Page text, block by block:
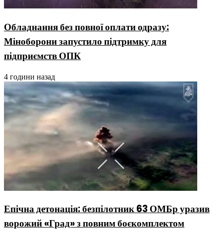
Обладнання без повної оплати одразу:
Міноборони запустило підтримку для
підприємств ОПК
4 години назад
Епічна детонація: безпілотник 63 ОМБр уразив
ворожий «Град» з повним боєкомплектом